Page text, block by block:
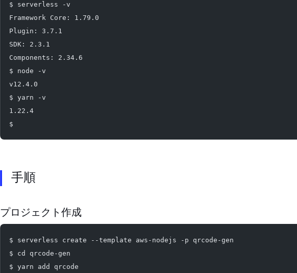
$ serverless -v
Framework Core: 1.79.0
Plugin: 3.7.1
SDK: 2.3.1
Components: 2.34.6
$ node -v
v12.4.0
$ yarn -v
1.22.4
$
手順
プロジェクト作成
$ serverless create --template aws-nodejs -p qrcode-gen
$ cd qrcode-gen
$ yarn add qrcode